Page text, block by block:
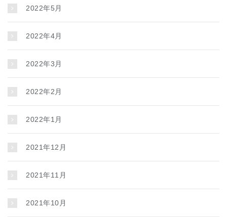
2022年5月
2022年4月
2022年3月
2022年2月
2022年1月
2021年12月
2021年11月
2021年10月